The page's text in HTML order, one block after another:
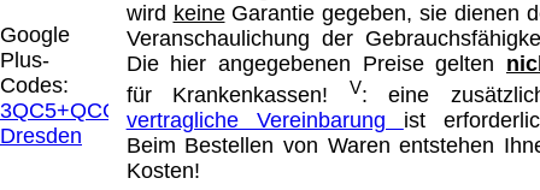
Google
Plus-
Codes:
3QC5+QCG
Dresden
wird keineGarantie gegeben, sie dienen
Veranschaulichung der
Die hier angegebenen Preise gelten
für Krankenkassen!
V: eine
vertragliche Vereinbarung ist
Beim Bestellen von Waren entstehen
Kosten!
Inhalten distanziert. Hiermit distanzieren wir
uns ausdrücklich von allen Inhalten, aller
gelinkten Seiten auf unserer Homepage und
machen uns diese Inhalte nicht zu eigen.
Diese Erklärung gilt für alle auf unserer
Homepage angebrachten Links.
Die Europäische Kommission stellt eine